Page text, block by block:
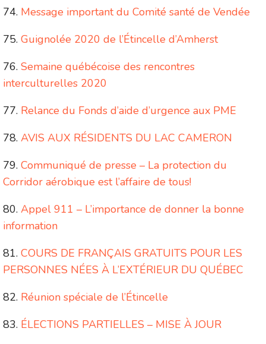
Message important du Comité santé de Vendée
Guignolée 2020 de l’Étincelle d’Amherst
Semaine québécoise des rencontres
interculturelles 2020
Relance du Fonds d’aide d’urgence aux PME
AVIS AUX RÉSIDENTS DU LAC CAMERON
Communiqué de presse – La protection du
Corridor aérobique est l’affaire de tous!
Appel 911 – L’importance de donner la bonne
information
COURS DE FRANÇAIS GRATUITS POUR LES
PERSONNES NÉES À L’EXTÉRIEUR DU QUÉBEC
Réunion spéciale de l’Étincelle
ÉLECTIONS PARTIELLES – MISE À JOUR